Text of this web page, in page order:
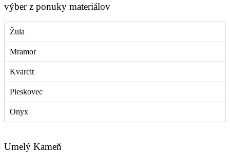
výber z ponuky materiálov
Žula
Mramor
Kvarcit
Pieskovec
Onyx
Umelý Kameň